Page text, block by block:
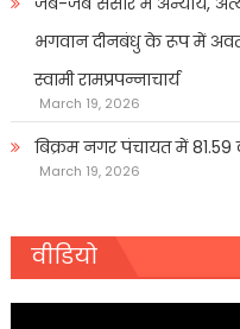
भगवान दीनबंधु के रूप में
स्वामी रामप्रपन्नाचार्य
March 19, 2026
बिक्रम नगर पंचायत में 81.59
March 19, 2026
वीडियो